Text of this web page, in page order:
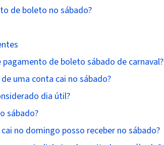
de boleto no sábado?
de boleto sábado de carnaval?
uma conta cai no sábado?
dia útil?
sábado?
no domingo posso receber no sábado?